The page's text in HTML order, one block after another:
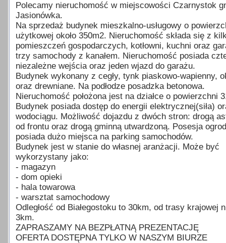
Polecamy nieruchomość w miejscowości Czarnystok
Jasionówka.
Na sprzedaż budynek mieszkalno-usługowy o
użytkowej około 350m2. Nieruchomość składa się z
pomieszczeń gospodarczych, kotłowni, kuchni oraz
trzy samochody z kanałem. Nieruchomość posiada
niezależne wejścia oraz jeden wjazd do garażu.
Budynek wykonany z cegły, tynk piaskowo-wapienny,
oraz drewniane. Na podłodze posadzka betonowa.
Nieruchomość położona jest na działce o powierzchni
Budynek posiada dostęp do energii elektrycznej(siła)
wodociągu. Możliwość dojazdu z dwóch stron: drogą
od frontu oraz drogą gminną utwardzoną. Posesja
posiada dużo miejsca na parking samochodów.
Budynek jest w stanie do własnej aranżacji. Może być
wykorzystany jako:
- magazyn
- dom opieki
- hala towarowa
- warsztat samochodowy
Odległość od Białegostoku to 30km, od trasy krajowej
3km.
ZAPRASZAMY NA BEZPŁATNĄ PREZENTACJĘ
OFERTA DOSTĘPNA TYLKO W NASZYM BIURZE